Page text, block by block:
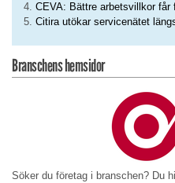
CEVA: Bättre arbetsvillkor
Citira utökar servicenätet
Branschens hemsidor
Söker du företag i branschen? Du